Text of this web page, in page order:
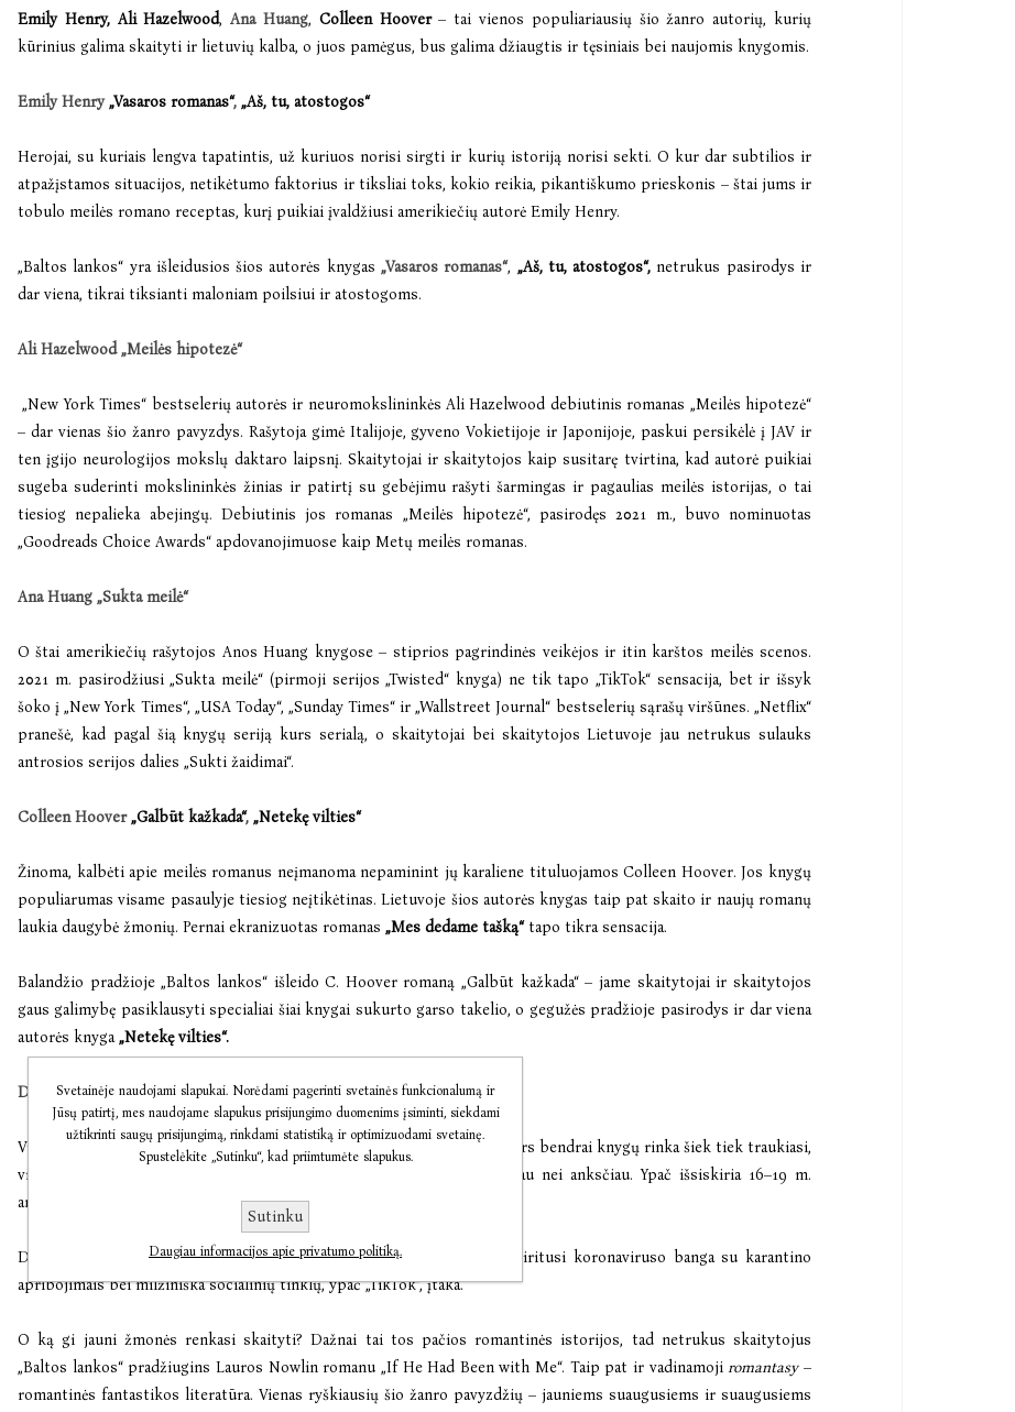
Emily Henry, Ali Hazelwood,Ana Huang, Colleen Hoover– tai vienos populiariausių šio žanro autorių, kurių
kūrinius galima skaityti ir lietuvių kalba, o juos pamėgus, bus galima džiaugtis ir tęsiniais bei naujomis knygomis.
Emily Henry„Vasaros romanas“, „Aš, tu, atostogos“
Herojai, su kuriais lengva tapatintis, už kuriuos norisi sirgti ir kurių istoriją norisi sekti. O kur dar subtilios ir
atpažįstamos situacijos, netikėtumo faktorius ir tiksliai toks, kokio reikia, pikantiškumo prieskonis – štai jums ir
tobulo meilės romano receptas, kurį puikiai įvaldžiusi amerikiečių autorė Emily Henry.
„Baltos lankos“ yra išleidusios šios autorės knygas „Vasaros romanas“, „Aš, tu, atostogos“,netrukus pasirodys ir
dar viena, tikrai tiksianti maloniam poilsiui ir atostogoms.
Ali Hazelwood „Meilės hipotezė“
„New York Times“ bestselerių autorės ir neuromokslininkės Ali Hazelwood debiutinis romanas „Meilės hipotezė“
– dar vienas šio žanro pavyzdys. Rašytoja gimė Italijoje, gyveno Vokietijoje ir Japonijoje, paskui persikėlė į JAV ir
ten įgijo neurologijos mokslų daktaro laipsnį. Skaitytojai ir skaitytojos kaip susitarę tvirtina, kad autorė puikiai
sugeba suderinti mokslininkės žinias ir patirtį su gebėjimu rašyti šarmingas ir pagaulias meilės istorijas, o tai
tiesiog nepalieka abejingų. Debiutinis jos romanas „Meilės hipotezė“, pasirodęs 2021 m., buvo nominuotas
„Goodreads Choice Awards“ apdovanojimuose kaip Metų meilės romanas.
Ana Huang „Sukta meilė“
O štai amerikiečių rašytojos Anos Huang knygose – stiprios pagrindinės veikėjos ir itin karštos meilės scenos.
2021 m. pasirodžiusi „Sukta meilė“ (pirmoji serijos „Twisted“ knyga) ne tik tapo „TikTok“ sensacija, bet ir išsyk
šoko į „New York Times“, „USA Today“, „Sunday Times“ ir „Wallstreet Journal“ bestselerių sąrašų viršūnes. „Netflix“
pranešė, kad pagal šią knygų seriją kurs serialą, o skaitytojai bei skaitytojos Lietuvoje jau netrukus sulauks
antrosios serijos dalies „Sukti žaidimai“.
Colleen Hoover„Galbūt kažkada“, „Netekę vilties“
Žinoma, kalbėti apie meilės romanus neįmanoma nepaminint jų karaliene tituluojamos Colleen Hoover. Jos knygų
populiarumas visame pasaulyje tiesiog neįtikėtinas. Lietuvoje šios autorės knygas taip pat skaito ir naujų romanų
laukia daugybė žmonių. Pernai ekranizuotas romanas „Mes dedame tašką“tapo tikra sensacija.
Balandžio pradžioje „Baltos lankos“ išleido C. Hoover romaną„Galbūt kažkada“– jame skaitytojai ir skaitytojos
gaus galimybę pasiklausyti specialiai šiai knygai sukurto garso takelio, o gegužės pradžioje pasirodys ir dar viena
autorės knyga„Netekę vilties“.
Daugiau skaitančio jaunimo
Viena naujų pasaulinių tendencijų – daugiau skaitančių jaunų žmonių. Nors bendrai knygų rinka šiek tiek traukiasi,
visgi 16–29 m. amžiaus žmonių tendencija priešinga: jie skaito daugiau nei anksčiau. Ypač išsiskiria 16–19 m.
amžiaus segmentas – šioje grupėje skaitymui skirtas laikas auga.
Dažniausiai įvardijamos dvi tokio pokyčio priežastys: per pasaulį nusiritusi koronaviruso banga su karantino
apribojimais bei milžiniška socialinių tinklų, ypač „TikTok“, įtaka.
O ką gi jauni žmonės renkasi skaityti? Dažnai tai tos pačios romantinės istorijos, tad netrukus skaitytojus
„Baltos lankos“ pradžiugins Lauros Nowlin romanu „If He Had Been with Me“. Taip pat ir vadinamoji romantasy–
romantinės fantastikos literatūra. Vienas ryškiausių šio žanro pavyzdžių – jauniems suaugusiems ir suaugusiems
Svetainėje naudojami slapukai. Norėdami pagerinti svetainės funkcionalumą ir
Jūsų patirtį, mes naudojame slapukus prisijungimo duomenims įsiminti, siekdami
užtikrinti saugų prisijungimą, rinkdami statistiką ir optimizuodami svetainę.
Spustelėkite „Sutinku“, kad priimtumėte slapukus.
Sutinku
Daugiau informacijos apie privatumo politiką.